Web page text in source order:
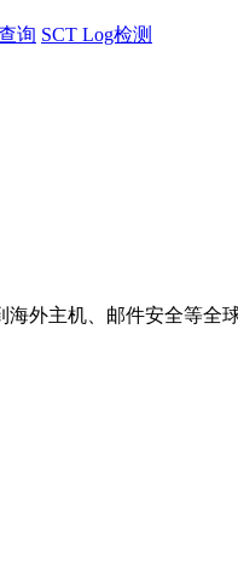
询 SCT Log检测
外主机、邮件安全等全